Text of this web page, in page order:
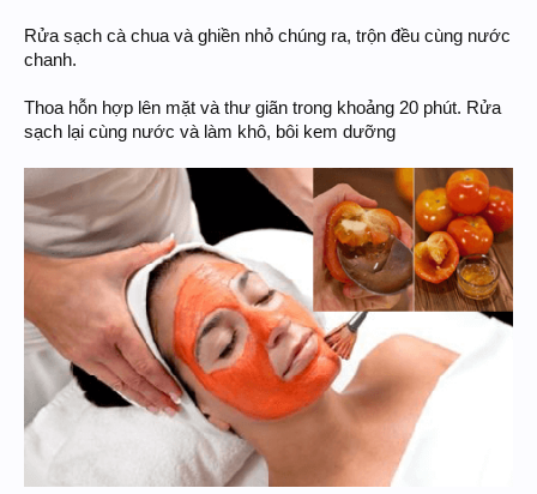
Rửa sạch cà chua và ghiền nhỏ chúng ra, trộn đều cùng nước
chanh.
Thoa hỗn hợp lên mặt và thư giãn trong khoảng 20 phút. Rửa
sạch lại cùng nước và làm khô, bôi kem dưỡng